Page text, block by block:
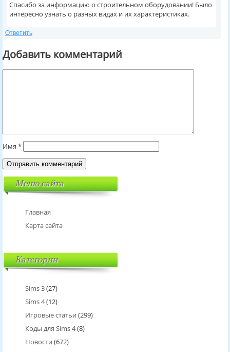
Спасибо за информацию о строительном оборудовании! Было
интересно узнать о разных видах и их характеристиках.
Ответить
Добавить комментарий
Имя *
Меню сайта
Главная
Карта сайта
Категории
Sims 3(27)
Sims 4(12)
Игровые статьи (299)
Коды для Sims 4(8)
Новости (672)